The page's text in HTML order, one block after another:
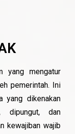
yang mengatur
pemerintah. Ini
yang dikenakan
dipungut, dan
kewajiban wajib